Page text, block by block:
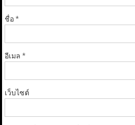
ชื่อ*
อีเมล *
เว็บไซต์